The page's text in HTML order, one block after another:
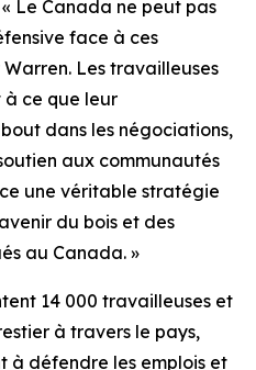
Le Canada ne peut pas
face à ces
Les travailleuses
à ce que leur
dans les négociations,
aux communautés
une véritable stratégie
du bois et des
au Canada. »
14 000 travailleuses et
à travers le pays,
à défendre les emplois et